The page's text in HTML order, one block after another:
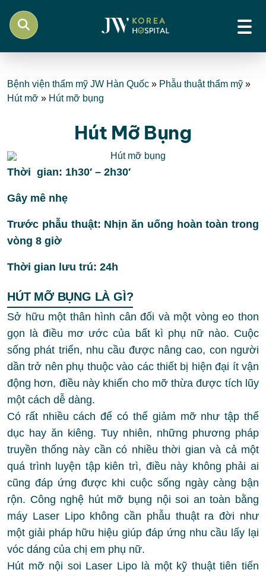
Bệnh viện thẩm mỹ JW Hàn Quốc » Phẫu thuật thẩm mỹ »
Hút mỡ » Hút mỡ bụng
Hút Mỡ Bụng
Thời gian: 1h30′ – 2h30′
Gây mê nhẹ
Trước phẫu thuật: Nhịn ăn uống hoàn toàn trong
vòng 8 giờ
Thời gian lưu trú: 24h
HÚT MỠ BỤNG LÀ GÌ?
Sở hữu một thân hình cân đối và một vòng eo thon
gọn là điều mơ ước của bất kì phụ nữ nào. Cuộc
sống phát triển, nhu cầu được nâng cao, con người
dần trở nên phụ thuộc vào các thiết bị hiện đại ít vận
động hơn, điều này khiến cho mỡ thừa được tích lũy
một cách dễ dàng.
Có rất nhiều cách để có thể giảm mỡ như tập thể
dục hay ăn kiêng. Tuy nhiên, những phương pháp
truyền thống này cần có nhiều thời gian và cả một
quá trình luyện tập kiên trì, điều này không phải ai
cũng đáp ứng được khi cuộc sống ngày càng bận
rộn. Công nghệ hút mỡ bụng nội soi an toàn bằng
máy Laser Lipo không cần phẫu thuật ra đời như
một giải pháp hữu hiệu giúp đáp ứng nhu cầu lấy lại
vóc dáng của chị em phụ nữ.
Hút mỡ nội soi Laser Lipo là một kỹ thuật tiên tiến